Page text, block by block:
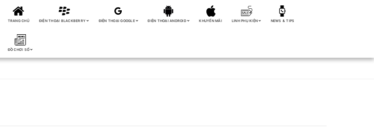
TRANG CHỦ ĐIỆN THOẠI BLACKBERRY ĐIỆN THOẠI GOOGLE ĐIỆN THOẠI ANDROID KHUYẾN MÃI LINH PHỤ KIỆN NEWS & TIPS
ĐỒ CHƠI SỐ